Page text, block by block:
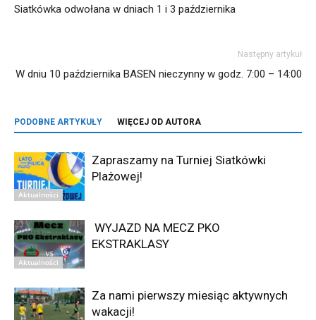
Siatkówka odwołana w dniach 1 i 3 października
Następny artykuł
W dniu 10 października BASEN nieczynny w godz. 7:00 – 14:00
PODOBNE ARTYKUŁY WIĘCEJ OD AUTORA
Aktualności
Zapraszamy na Turniej Siatkówki
Plażowej!
Aktualności
WYJAZD NA MECZ PKO
EKSTRAKLASY
Za nami pierwszy miesiąc aktywnych
wakacji!